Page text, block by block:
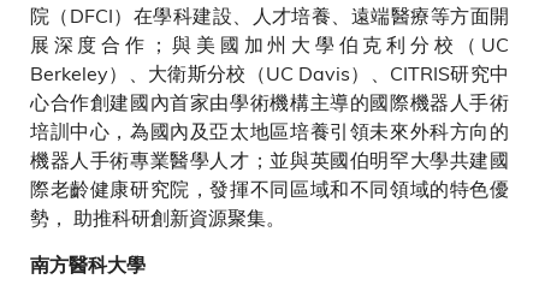
院（DFCI）在學科建設、人才培養、遠端醫療等方面開
展深度合作；與美國加州大學伯克利分校（UC
Berkeley）、大衛斯分校（UC Davis）、CITRIS研究中
心合作創建國內首家由學術機構主導的國際機器人手術
培訓中心，為國內及亞太地區培養引領未來外科方向的
機器人手術專業醫學人才；並與英國伯明罕大學共建國
際老齡健康研究院，發揮不同區域和不同領域的特色優
勢， 助推科研創新資源聚集。
南方醫科大學